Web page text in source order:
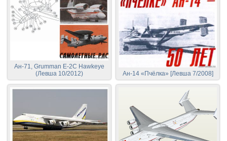
Ан-71, Grumman E-2C Hawkeye
(Левша 10/2012)
Ан-14 «Пчёлка» [Левша 7/2008]